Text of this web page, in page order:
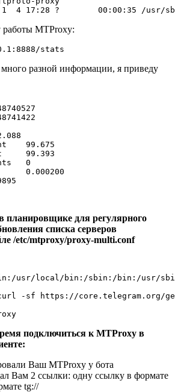
работы MTProxy:
разной информации, я приведу
99.675
99.393
0
0.000200
планировщике для регулярного
списка серверов
/etc/mtproxy/proxy-multi.conf
usr/local/bin:/sbin:/bin:/usr/
-sf https://core.telegram.org/
подключиться к MTProxy в
Ваш MTProxy у бота
Вам 2 ссылки: одну ссылку в формате
tg://